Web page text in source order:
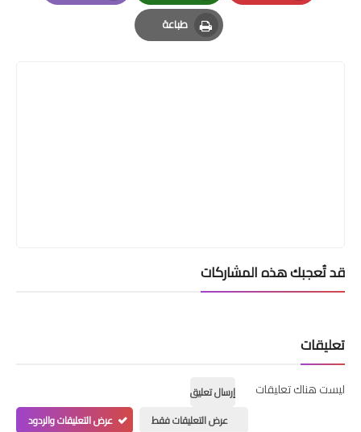
Pinterest
Whatsapp
Email
طباعة
Print
قد تُعجبك هذه المشاركات
تعليقات
ليست هناك تعليقات
إرسال تعليق
عرض التعليقات فقط
عرض التعليقات والردود